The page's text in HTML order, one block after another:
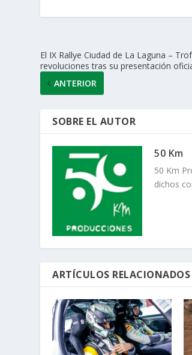
p k
El IX Rallye Ciudad de La Laguna –
revoluciones tras su presentación
ANTERIOR
SOBRE EL AUTOR
50 Km
50 Km
dichos
ARTÍCULOS RELACIONADOS